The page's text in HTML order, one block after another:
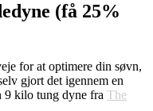
(få 25%
for at optimere din søvn,
gjort det igennem en
9 kilo tung dyne fra The